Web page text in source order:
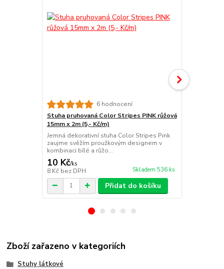
6 hodnocení
Stuha pruhovaná Color Stripes PINK růžová
15mm x 2m (5,- Kč/m)
Jemná dekorativní stuha Color Stripes Pink
zaujme svěžím proužkovým designem v
kombinaci bílé a růžo...
10 Kč/ks
8 Kč bez DPH Skladem 536 ks
Přidat do košíku
Zboží zařazeno v kategoriích
Stuhy látkové